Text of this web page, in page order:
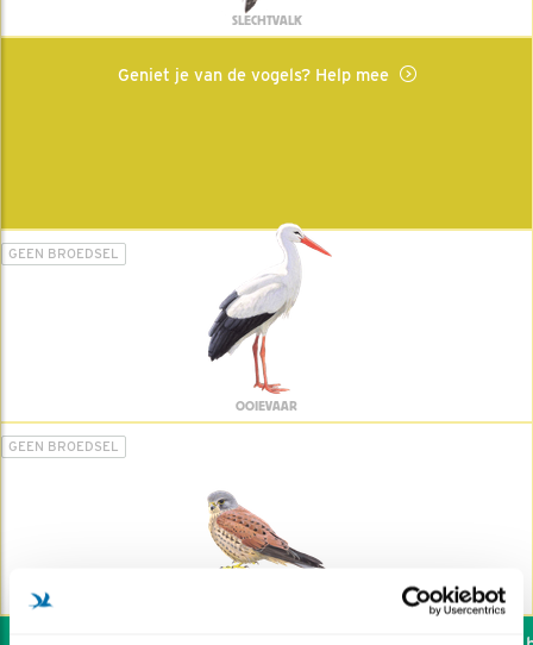
SLECHTVALK
Geniet je van de vogels? Help mee
GEEN BROEDSEL
OOIEVAAR
GEEN BROEDSEL